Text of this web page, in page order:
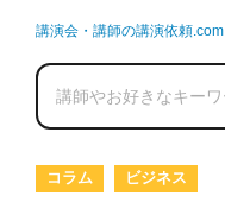
講演会・講師の講演依頼.com
コラム ビジネス